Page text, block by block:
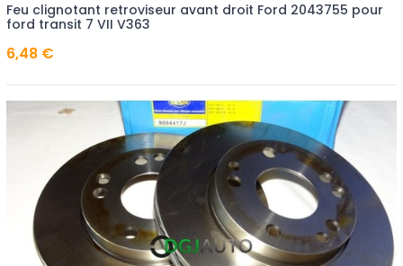
Feu clignotant retroviseur avant droit Ford 2043755 pour
ford transit 7 VII V363
6,48 €